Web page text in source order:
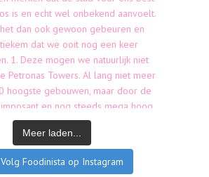
Meer laden...
Volg Foodinista op Instagram